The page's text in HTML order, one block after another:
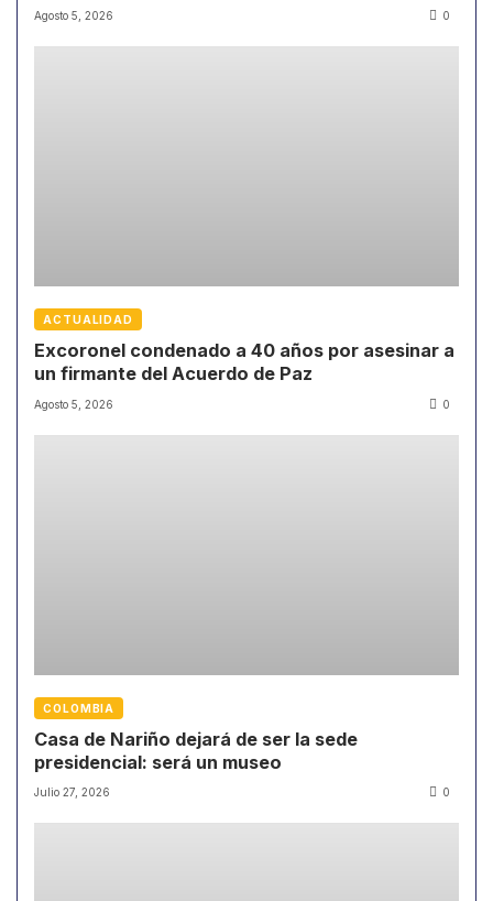
Agosto 5, 2026 0
ACTUALIDAD
Excoronel condenado a 40 años por asesinar a
un firmante del Acuerdo de Paz
Agosto 5, 2026 0
COLOMBIA
Casa de Nariño dejará de ser la sede
presidencial: será un museo
Julio 27, 2026 0